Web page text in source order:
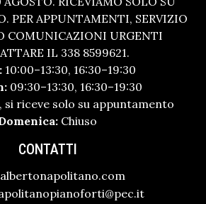
PER APPUNTAMENTI, SERVIZIO
COMUNICAZIONI URGENTI
IL 338 8599621.
10:00–13:30, 16:30–19:30
09:30–13:30, 16:30–19:30
si riceve solo su appuntamento
Chiuso
CONTATTI